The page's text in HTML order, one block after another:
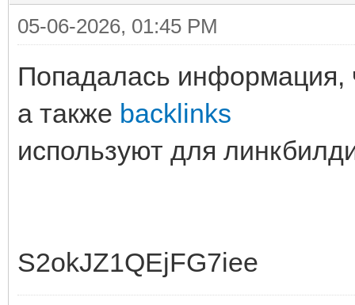
05-06-2026, 01:45 PM
Попадалась информация,
а также backlinks
используют для
S2okJZ1QEjFG7iee